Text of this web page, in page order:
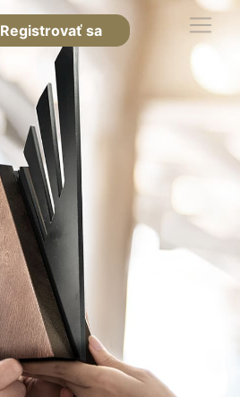
Registrovať sa